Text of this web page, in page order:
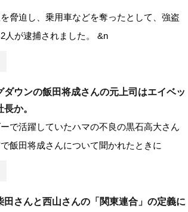
脅迫し、乗用車などを奪ったとして、強盗
人が逮捕されました。 &n
ダウンの飯田将成さんの元上司はエイベッ
か。
で活躍していたハマの不良の黒石高大さん
飯田将成さんについて聞かれたときに
田さんと西山さんの「関東連合」の定義に